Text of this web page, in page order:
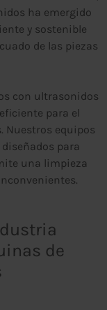
ha emergido
y sostenible
de las piezas
con ultrasonidos
para el
Nuestros equipos
para
una limpieza
de